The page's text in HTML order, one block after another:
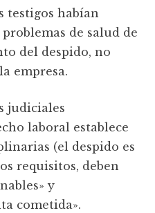
testigos habían
de salud de
del despido, no
empresa.
judiciales
laboral establece
(el despido es
requisitos, deben
y
cometida».